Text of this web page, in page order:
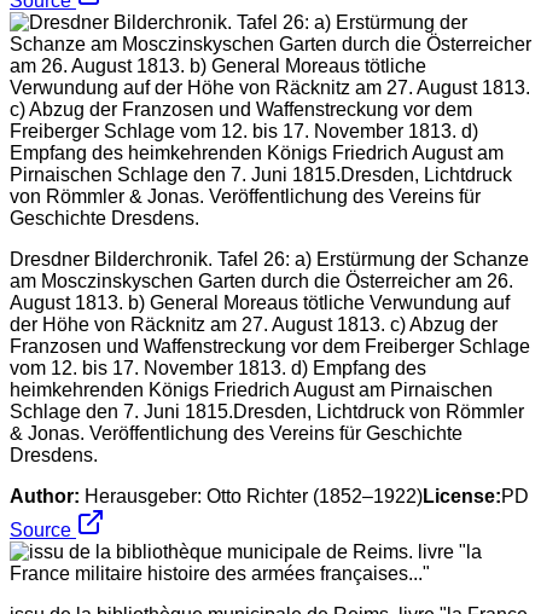
Dresdner Bilderchronik. Tafel 26: a) Erstürmung der Schanze
am Mosczinskyschen Garten durch die Österreicher am 26.
August 1813. b) General Moreaus tötliche Verwundung auf
der Höhe von Räcknitz am 27. August 1813. c) Abzug der
Franzosen und Waffenstreckung vor dem Freiberger Schlage
vom 12. bis 17. November 1813. d) Empfang des
heimkehrenden Königs Friedrich August am Pirnaischen
Schlage den 7. Juni 1815.Dresden, Lichtdruck von Römmler
& Jonas. Veröffentlichung des Vereins für Geschichte
Dresdens.
Author: Herausgeber: Otto Richter (1852–1922)License:PD
Source